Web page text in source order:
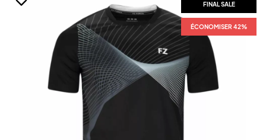
FINAL SALE
ÉCONOMISER 42%
FINAL SALE
ÉCONOMISER 42%
FINAL SALE
ÉCONOMISER 42%